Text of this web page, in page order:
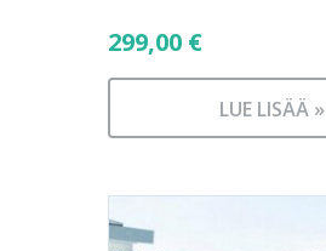
299,00 €
LUE LISÄÄ »